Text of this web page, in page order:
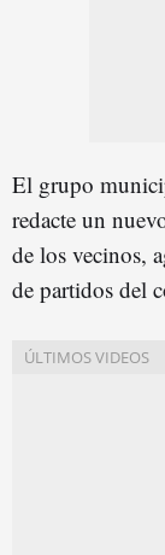
El grupo
redacte un
de los vecinos,
de partidos del